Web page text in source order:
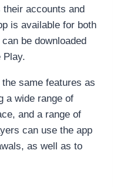
accounts and
is available for both
be downloaded
Play.
same features as
a wide range of
and a range of
can use the app
as well as to